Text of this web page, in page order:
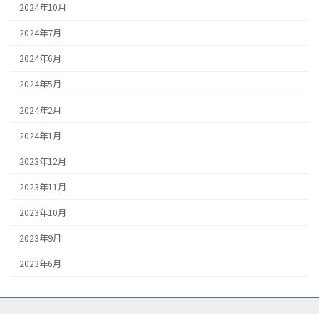
2024年10月
2024年7月
2024年6月
2024年5月
2024年2月
2024年1月
2023年12月
2023年11月
2023年10月
2023年9月
2023年6月